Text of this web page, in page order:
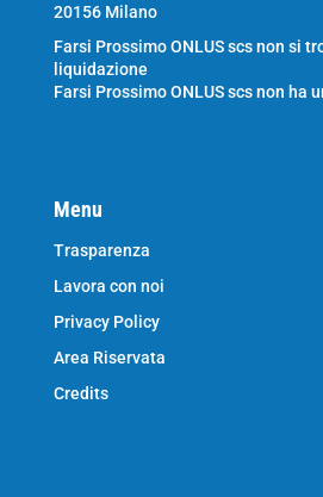
20156 Milano
Farsi Prossimo ONLUS scs non si
liquidazione
Farsi Prossimo ONLUS scs non ha
Menu
Trasparenza
Lavora con noi
Privacy Policy
Area Riservata
Credits